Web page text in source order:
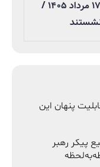
قیمت دلار امروز ۱۷ مرداد ۱۴۰۵ /
پنهان این
پیکر رهبر